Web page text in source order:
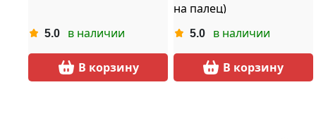
5.0 в наличии
В корзину
на палец)
5.0 в наличии
В корзину